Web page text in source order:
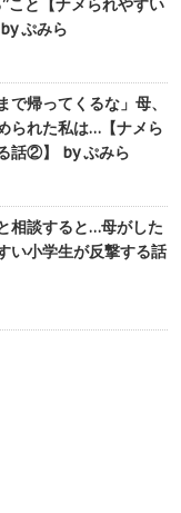
こと【ナメられやすい
ぷみら
で帰ってくるな」母、
られた私は…【ナメら
話②】 by ぷみら
相談すると…母がした
い小学生が反撃する話